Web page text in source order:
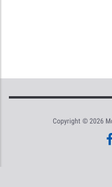
Copyright © 2026